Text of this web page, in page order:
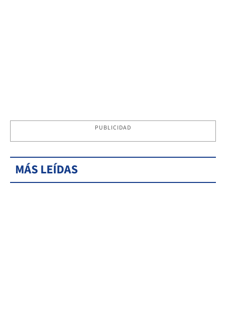
PUBLICIDAD
MÁS LEÍDAS